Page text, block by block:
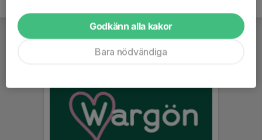
Godkänn alla kakor
Bara nödvändiga